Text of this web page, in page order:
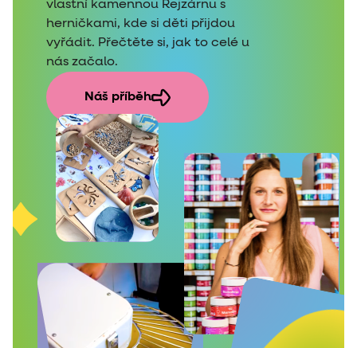
vlastní kamennou Rejzárnu s
herničkami, kde si děti přijdou
vyřádit. Přečtěte si, jak to celé u
nás začalo.
Náš příběh